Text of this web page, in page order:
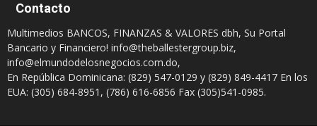
Contacto
Multimedios BANCOS, FINANZAS & VALORES dbh, Su Portal
Bancario y Financiero! info@theballestergroup.biz,
info@elmundodelosnegocios.com.do,
En República Dominicana: (829) 547-0129 y (829) 849-4417 En los
EUA: (305) 684-8951, (786) 616-6856 Fax (305)541-0985.